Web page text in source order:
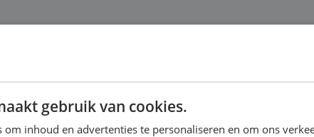
€ 23.390gebruik van cookies.
om inhoud en advertenties te personaliseren en om ons